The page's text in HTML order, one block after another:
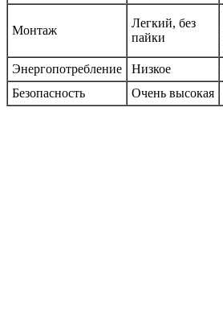
Монтаж
Легкий, без
пайки
Энергопотребление Низкое
Безопасность
Очень высокая